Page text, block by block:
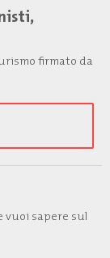
firmato da
vuoi sapere sul